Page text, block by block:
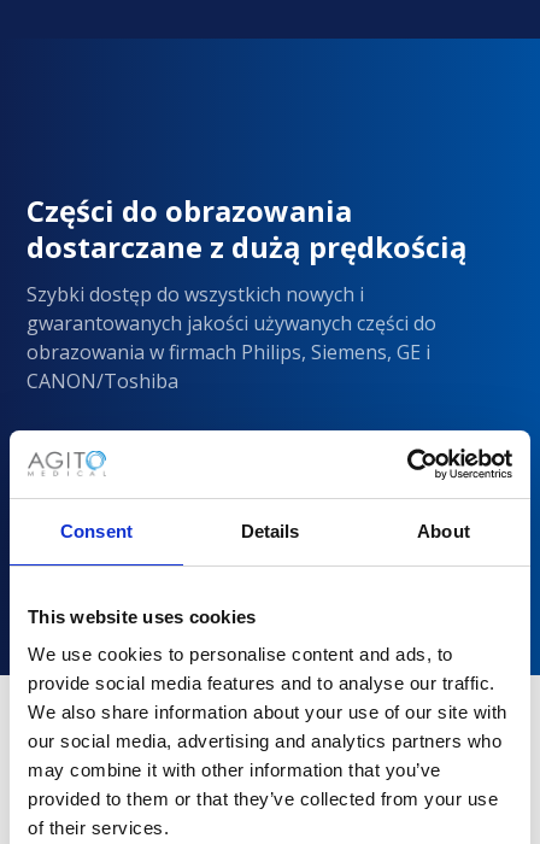
Consent Details About
This website uses cookies
We use cookies to personalise content and ads, to
provide social media features and to analyse our traffic.
We also share information about your use of our site with
our social media, advertising and analytics partners who
may combine it with other information that you’ve
provided to them or that they’ve collected from your use
of their services.
Części do obrazowania
dostarczane z dużą prędkością
Szybki dostęp do wszystkich nowych i
gwarantowanych jakości używanych części do
obrazowania w firmach Philips, Siemens, GE i
CANON/Toshiba
Dlaczego warto wybrać Agito
Medical?